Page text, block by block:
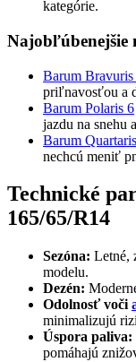
kategórie.
Najobľúbenejšie
Barum Bravuris
priľnavosťou a
Barum Polaris 6
jazdu na snehu
Barum
nechcú meniť
Technické
165/65/R14
Sezóna: Letné,
modelu.
Dezén:
Odolnosť voči
minimalizujú
Úspora paliva:
pomáhajú